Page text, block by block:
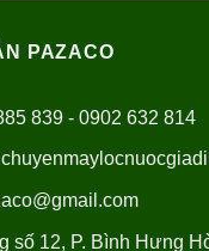
PAZACO
839 - 0902 632 814
12, P. Bình Hưng